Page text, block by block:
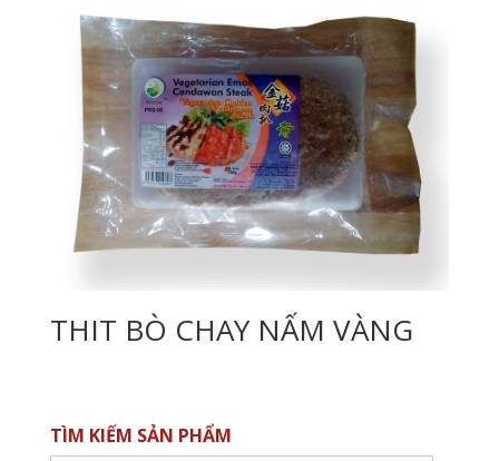
THIT BÒ CHAY NẤM VÀNG
TÌM KIẾM SẢN PHẨM